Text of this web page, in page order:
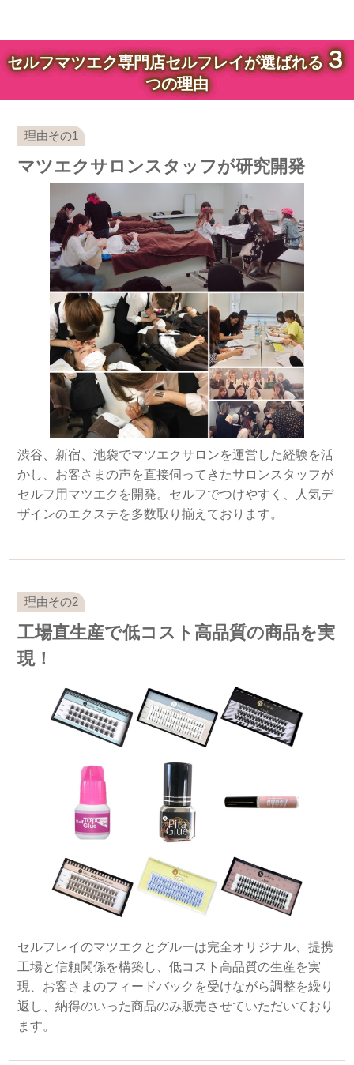
セルフマツエク専門店セルフレイが選ばれる３
つの理由
マツエクサロンスタッフが研究開発
渋谷、新宿、池袋でマツエクサロンを運営した経験を活
かし、お客さまの声を直接伺ってきたサロンスタッフが
セルフ用マツエクを開発。セルフでつけやすく、人気デ
ザインのエクステを多数取り揃えております。
工場直生産で低コスト高品質の商品を実
現！
セルフレイのマツエクとグルーは完全オリジナル、提携
工場と信頼関係を構築し、低コスト高品質の生産を実
現、お客さまのフィードバックを受けながら調整を繰り
返し、納得のいった商品のみ販売させていただいており
ます。